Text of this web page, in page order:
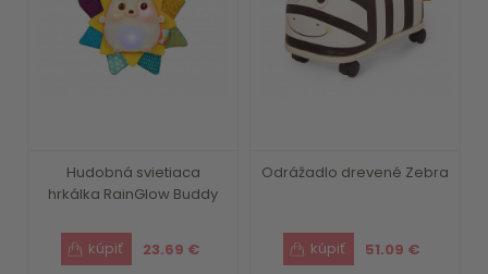
Hudobná svietiaca
hrkálka RainGlow Buddy
23.69 €
Odrážadlo drevené Zebra
51.09 €